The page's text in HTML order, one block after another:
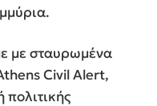
με σταυρωμένα
Civil Alert,